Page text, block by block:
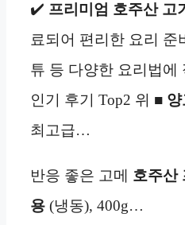
✔️ 프리미엄 호주산 고기
료되어 편리한 요리
튜 등 다양한 요리법에
인기 후기 Top2 위 ■ 양
최고급…
반응 좋은 고메 호주산
용 (냉동), 400g…